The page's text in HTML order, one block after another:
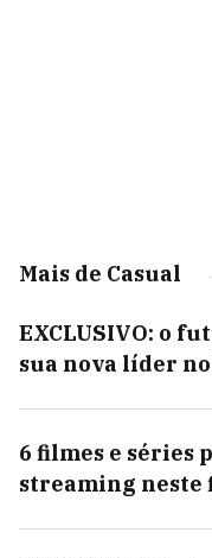
Mais de Casual
EXCLUSIVO: o
sua nova líder
6 filmes e séries
streaming neste